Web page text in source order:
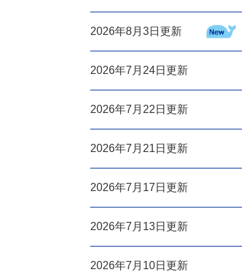
2026年8月3日更新
2026年7月24日更新
2026年7月22日更新
2026年7月21日更新
2026年7月17日更新
2026年7月13日更新
2026年7月10日更新